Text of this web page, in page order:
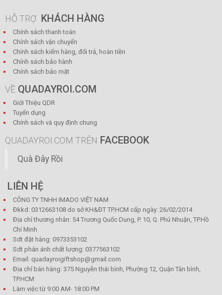
HỖ TRỢ KHÁCH HÀNG
Chính sách thanh toán
Chính sách vận chuyển
Chính sách kiểm hàng, đổi trả, hoàn tiền
Chính sách bảo hành
Chính sách bảo mật
VỀ QUADAYROI.COM
Giới Thiệu QDR
Tuyển dụng
Chính sách và quy định chung
QUADAYROI.COM TRÊN FACEBOOK
Quà Đây Rồi
LIÊN HỆ
CÔNG TY TNHH IMADO VIỆT NAM
Đkkd: 0312663108 do sở KH&ĐT TP.HCM cấp ngày: 26/02/2014
Địa chỉ thương nhân: 54 Trương Quốc Dung, P. 10, Q. Phú Nhuận, TP.Hồ
Chí Minh
Sdt đặt hàng: 0973353102
Sdt phản ánh chất lượng: 0377563102
Email: quadayroigiftshop@gmail.com
Địa chỉ bán hàng: 375 Nguyễn thái bình, Phường 12, Quận Tân bình,
TP.HCM
Làm việc từ 9:00 AM- 18:00 PM